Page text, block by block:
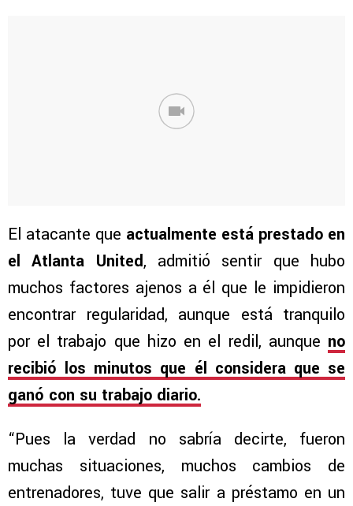
El atacante que actualmente está prestado en
el Atlanta United, admitió sentir que hubo
muchos factores ajenos a él que le impidieron
encontrar regularidad, aunque está tranquilo
por el trabajo que hizo en el redil, aunque no
recibió los minutos que él considera que se
ganó con su trabajo diario.
“Pues la verdad no sabría decirte, fueron
muchas situaciones, muchos cambios de
entrenadores, tuve que salir a préstamo en un